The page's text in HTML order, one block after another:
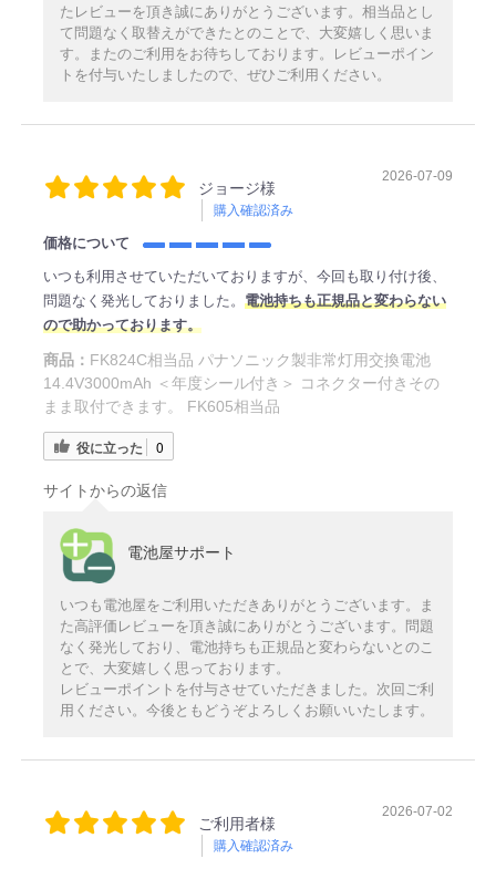
たレビューを頂き誠にありがとうございます。相当品とし
て問題なく取替えができたとのことで、大変嬉しく思いま
す。またのご利用をお待ちしております。レビューポイン
トを付与いたしましたので、ぜひご利用ください。
ジョージ様
購入確認済み
2026-07-09
価格について
いつも利用させていただいておりますが、今回も取り付け後、
問題なく発光しておりました。 電池持ちも正規品と変わらない
ので助かっております。
商品： FK824C相当品 パナソニック製非常灯用交換電池
14.4V3000mAh ＜年度シール付き＞ コネクター付きその
まま取付できます。 FK605相当品
役に立った 0
サイトからの返信
電池屋サポート
いつも電池屋をご利用いただきありがとうございます。ま
た高評価レビューを頂き誠にありがとうございます。問題
なく発光しており、電池持ちも正規品と変わらないとのこ
とで、大変嬉しく思っております。
レビューポイントを付与させていただきました。次回ご利
用ください。今後ともどうぞよろしくお願いいたします。
ご利用者様
購入確認済み
2026-07-02